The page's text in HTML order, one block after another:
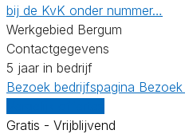
bij de KvK onder nummer…
Werkgebied Bergum
Contactgegevens
5 jaar in bedrijf
Bezoek bedrijfspagina
Gratis - Vrijblijvend